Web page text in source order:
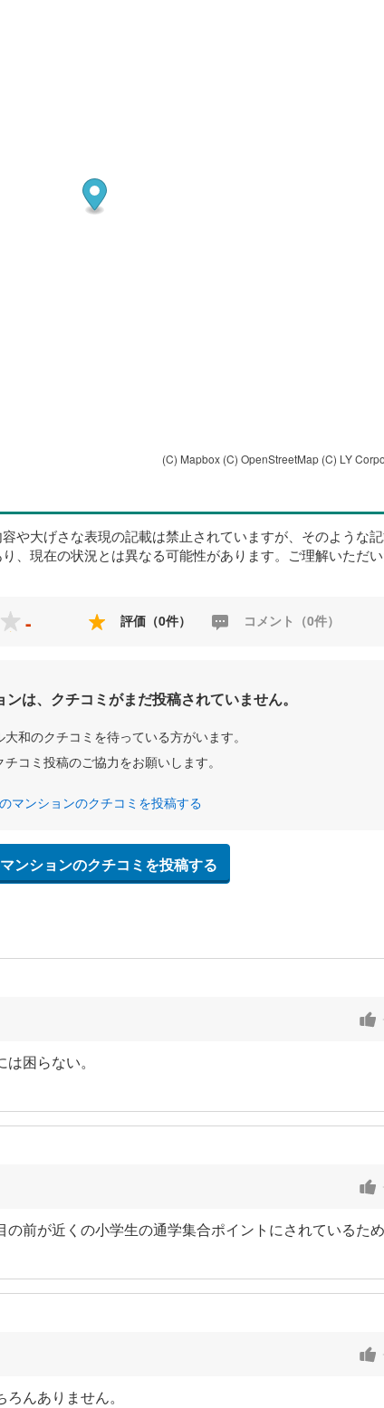
(C) Mapbox (C) OpenStreetMap (C) LY
や大げさな表現の記載は禁止されていますが、そのような
、現在の状況とは異なる可能性があります。ご理解いただ
- 評価（0件） コメント（0件）
は、クチコミがまだ投稿されていません。
大和のクチコミを待っている方がいます。
チコミ投稿のご協力をお願いします。
マンションのクチコミを投稿する
ンションのクチコミを投稿する
困らない。
前が近くの小学生の通学集合ポイントにされているため
んありません。